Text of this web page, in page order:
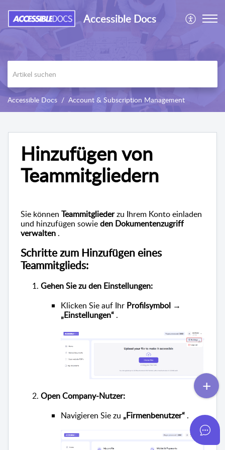
Accessible Docs
Accessible Docs Account & Subscription Management
Hinzufügen von
Teammitgliedern
Sie können Teammitgliederzu Ihrem Konto einladen
und hinzufügen sowieden Dokumentenzugriff
verwalten .
Schritte zum Hinzufügen eines
Teammitglieds:
Gehen Sie zu den Einstellungen:
Klicken Sie auf Ihr Profilsymbol →
„Einstellungen“ .
Open Company-Nutzer:
Navigieren Sie zu „Firmenbenutzer“ .